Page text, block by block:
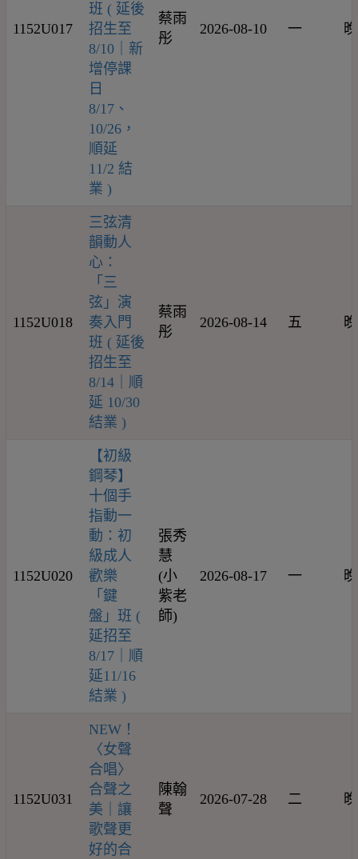
1152U017
班 ( 延後
招生至
8/10｜新
增停課
日
8/17、
10/26，
順延
11/2 結
業 )
蔡雨
彤
2026-08-10 一
1152U018
三弦清
韻動人
心：
「三
弦」演
奏入門
班 ( 延後
招生至
8/14｜順
延 10/30
結業 )
蔡雨
彤
2026-08-14 五
1152U020
【初級
鋼琴】
十個手
指動一
動：初
級成人
歡樂
「鍵
盤」班 (
延招至
8/17｜順
延11/16
結業 )
張秀
慧
(小
紫老
師)
2026-08-17 一
1152U031
NEW！
〈女聲
合唱〉
合聲之
美｜讓
歌聲更
好的合
陳翰
聲
2026-07-28 二